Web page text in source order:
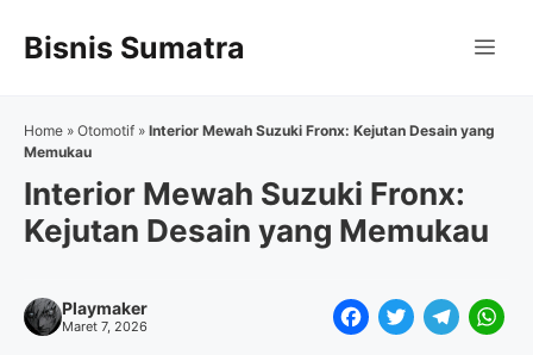
Bisnis Sumatra
Home » Otomotif » Interior Mewah Suzuki Fronx: Kejutan Desain yang
Memukau
Interior Mewah Suzuki Fronx:
Kejutan Desain yang Memukau
Playmaker
Maret 7, 2026
F
T
T
W